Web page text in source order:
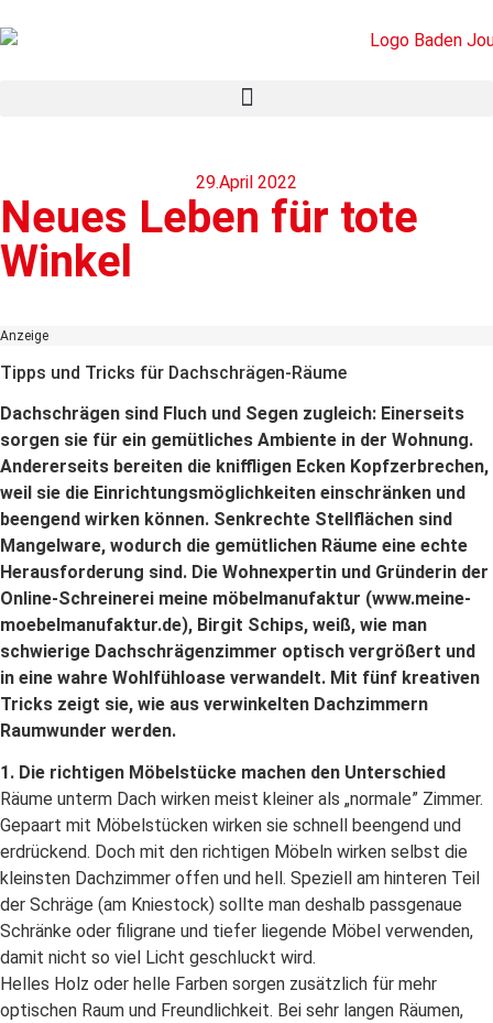
29.April 2022
Neues Leben für tote
Winkel
Anzeige
Tipps und Tricks für Dachschrägen-Räume
Dachschrägen sind Fluch und Segen zugleich: Einerseits
sorgen sie für ein gemütliches Ambiente in der Wohnung.
Andererseits bereiten die kniffligen Ecken Kopfzerbrechen,
weil sie die Einrichtungsmöglichkeiten einschränken und
beengend wirken können. Senkrechte Stellflächen sind
Mangelware, wodurch die gemütlichen Räume eine echte
Herausforderung sind. Die Wohnexpertin und Gründerin der
Online-Schreinerei meine möbelmanufaktur (www.meine-
moebelmanufaktur.de), Birgit Schips, weiß, wie man
schwierige Dachschrägenzimmer optisch vergrößert und
in eine wahre Wohlfühloase verwandelt. Mit fünf kreativen
Tricks zeigt sie, wie aus verwinkelten Dachzimmern
Raumwunder werden.
1. Die richtigen Möbelstücke machen den Unterschied
Räume unterm Dach wirken meist kleiner als „normale” Zimmer.
Gepaart mit Möbelstücken wirken sie schnell beengend und
erdrückend. Doch mit den richtigen Möbeln wirken selbst die
kleinsten Dachzimmer offen und hell. Speziell am hinteren Teil
der Schräge (am Kniestock) sollte man deshalb passgenaue
Schränke oder filigrane und tiefer liegende Möbel verwenden,
damit nicht so viel Licht geschluckt wird.
Helles Holz oder helle Farben sorgen zusätzlich für mehr
optischen Raum und Freundlichkeit. Bei sehr langen Räumen,